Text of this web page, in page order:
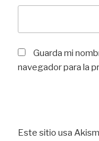
Guarda mi
navegador para la
Este sitio usa